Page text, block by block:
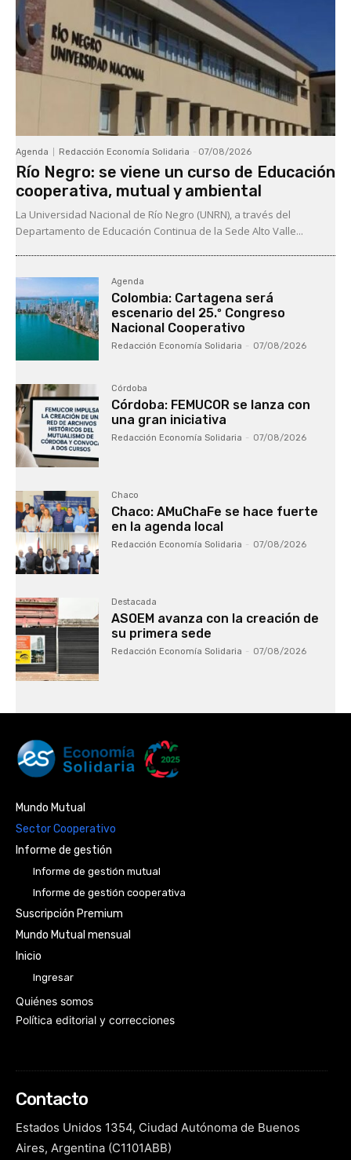
Agenda Redacción Economía Solidaria - 07/08/2026
Río Negro: se viene un curso de Educación
cooperativa, mutual y ambiental
La Universidad Nacional de Río Negro (UNRN), a través del
Departamento de Educación Continua de la Sede Alto Valle...
Agenda
Colombia: Cartagena será
escenario del 25.º Congreso
Nacional Cooperativo
Redacción Economía Solidaria - 07/08/2026
Córdoba
Córdoba: FEMUCOR se lanza con
una gran iniciativa
Redacción Economía Solidaria - 07/08/2026
Chaco
Chaco: AMuChaFe se hace fuerte
en la agenda local
Redacción Economía Solidaria - 07/08/2026
Destacada
ASOEM avanza con la creación de
su primera sede
Redacción Economía Solidaria - 07/08/2026
Mundo Mutual
Sector Cooperativo
Informe de gestión
Informe de gestión mutual
Informe de gestión cooperativa
Suscripción Premium
Mundo Mutual mensual
Inicio
Ingresar
Quiénes somos
Política editorial y correcciones
Contacto
Estados Unidos 1354, Ciudad Autónoma de Buenos
Aires, Argentina (C1101ABB)